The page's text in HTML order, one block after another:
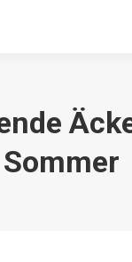
Sommer